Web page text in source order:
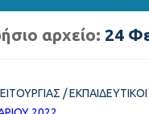
αρχείο: 24
/ΕΚΠΑΙΔΕΥΤΙΚΟΊ